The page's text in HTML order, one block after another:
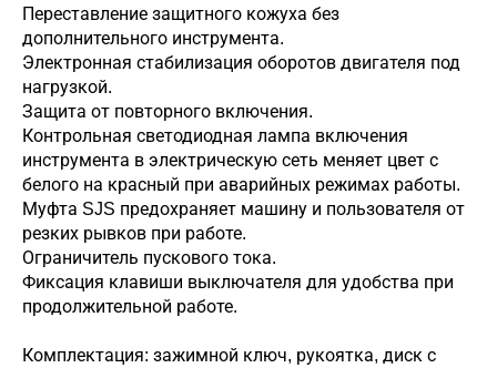
Переставление защитного кожуха без
дополнительного инструмента.
Электронная стабилизация оборотов двигателя под
нагрузкой.
Защита от повторного включения.
Контрольная светодиодная лампа включения
инструмента в электрическую сеть меняет цвет с
белого на красный при аварийных режимах работы.
Муфта SJS предохраняет машину и пользователя от
резких рывков при работе.
Ограничитель пускового тока.
Фиксация клавиши выключателя для удобства при
продолжительной работе.
Комплектация: зажимной ключ, рукоятка, диск с